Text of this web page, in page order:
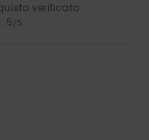
verificato
: 5/5